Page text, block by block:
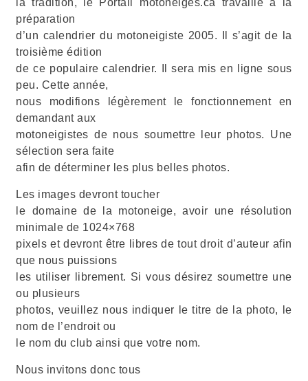
la tradition, le Portail motoneiges.ca travaille à la
préparation
d’un calendrier du motoneigiste 2005. Il s’agit de la
troisième édition
de ce populaire calendrier. Il sera mis en ligne sous
peu. Cette année,
nous modifions légèrement le fonctionnement en
demandant aux
motoneigistes de nous soumettre leur photos. Une
sélection sera faite
afin de déterminer les plus belles photos.
Les images devront toucher
le domaine de la motoneige, avoir une résolution
minimale de 1024×768
pixels et devront être libres de tout droit d’auteur afin
que nous puissions
les utiliser librement. Si vous désirez soumettre une
ou plusieurs
photos, veuillez nous indiquer le titre de la photo, le
nom de l’endroit ou
le nom du club ainsi que votre nom.
Nous invitons donc tous